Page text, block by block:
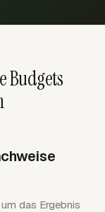
Budgets
das Ergebnis